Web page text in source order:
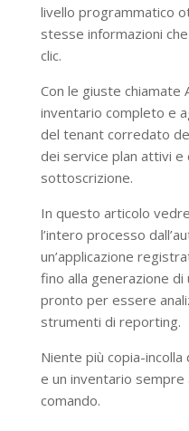
livello programmatico
stesse informazioni
clic.
Con le giuste chiamate
inventario completo e
del tenant corredato
dei service plan attivi
sottoscrizione.
In questo articolo
l’intero processo
un’applicazione
fino alla generazione
pronto per essere
strumenti di reporting.
Niente più copia-
e un inventario sempre
comando.